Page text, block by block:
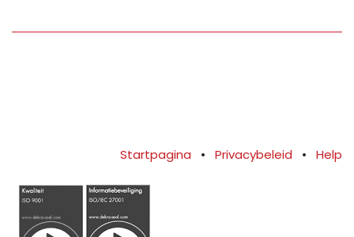
Startpagina • Privacybeleid • Help